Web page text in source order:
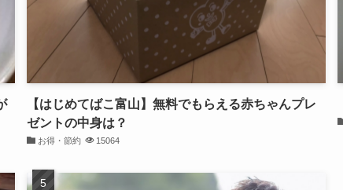
【はじめてばこ富山】無料でもらえる赤ちゃんプレ
ゼントの中身は？
お得・節約 15064